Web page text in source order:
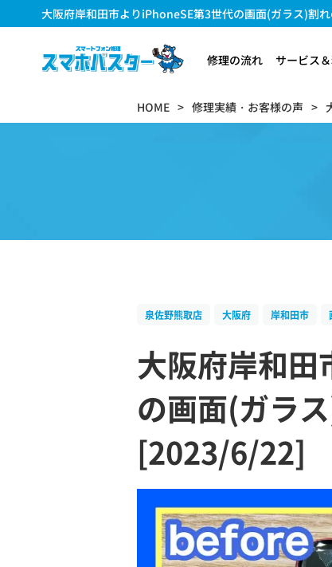
大阪府岸和田市よりiPhoneSE第3世代の画面(ガラス)割
修理の流れ サービス
HOME 修理実績・お客様の声
泉佐野熊取店 大阪府 岸和田市
大阪府岸和
の画面(ガラ
[2023/6/22]